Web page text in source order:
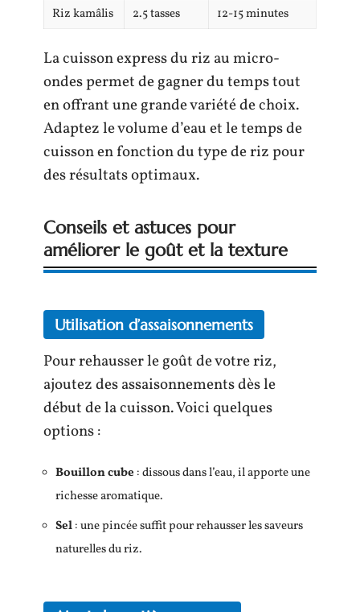
Riz kamâlis
2.5 tasses 12-15 minutes
La cuisson express du riz au micro-
ondes permet de gagner du temps tout
en offrant une grande variété de choix.
Adaptez le volume d’eau et le temps de
cuisson en fonction du type de riz pour
des résultats optimaux.
Conseils et astuces pour
améliorer le goût et la texture
Utilisation d’assaisonnements
Pour rehausser le goût de votre riz,
ajoutez des assaisonnements dès le
début de la cuisson. Voici quelques
options :
Bouillon cube : dissous dans l’eau, il apporte une
richesse aromatique.
Sel: une pincée suffit pour rehausser les saveurs
naturelles du riz.